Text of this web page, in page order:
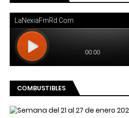
COMBUSTIBLES